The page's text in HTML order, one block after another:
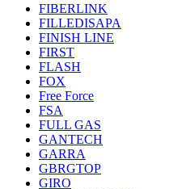
FIBERLINK
FILLEDISAPA
FINISH LINE
FIRST
FLASH
FOX
Free Force
FSA
FULL GAS
GANTECH
GARRA
GBRGTOP
GIRO